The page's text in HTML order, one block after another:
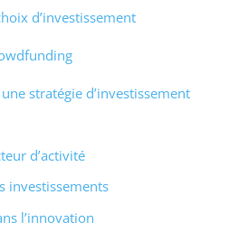
d’investissement
stratégie d’investissement
d’activité
investissements
l’innovation